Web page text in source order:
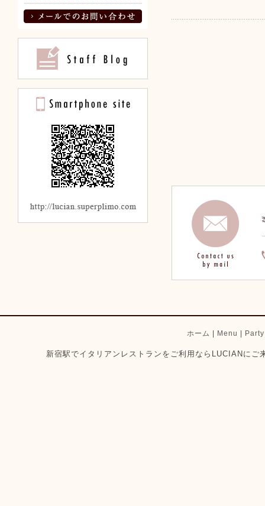
ホーム Menu
新宿駅でイタリアンレストランをご利用ならLUCIANに